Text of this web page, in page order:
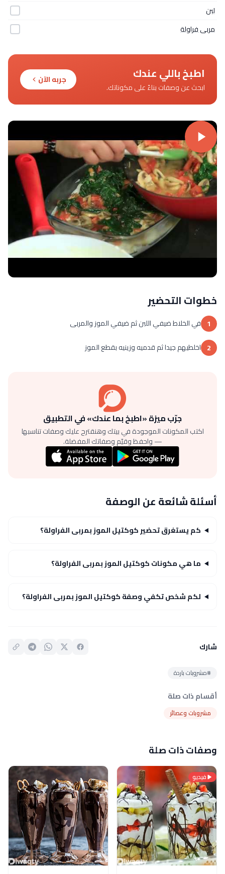
لبن
مربى فراولة
اطبخ باللي عندك
ابحث عن وصفات بناءً على مكوناتك.
جربه الآن
خطوات التحضير
1 في الخلاط ضيفي اللبن ثم ضيفي الموز والمربى
2 اخلطيهم جيدا ثم قدميه وزينيه بقطع الموز
جرّب ميزة «اطبخ بما عندك» في التطبيق
اكتب المكونات الموجودة في بيتك وهنقترح عليك وصفات تناسبها
— واحفظ وقيّم وصفاتك المفضلة.
أسئلة شائعة عن الوصفة
كم يستغرق تحضير كوكتيل الموز بمربى الفراولة؟
ما هي مكونات كوكتيل الموز بمربى الفراولة؟
لكم شخص تكفي وصفة كوكتيل الموز بمربى الفراولة؟
شارك
#مشروبات باردة
أقسام ذات صلة
مشروبات وعصائر
وصفات ذات صلة
فيديو